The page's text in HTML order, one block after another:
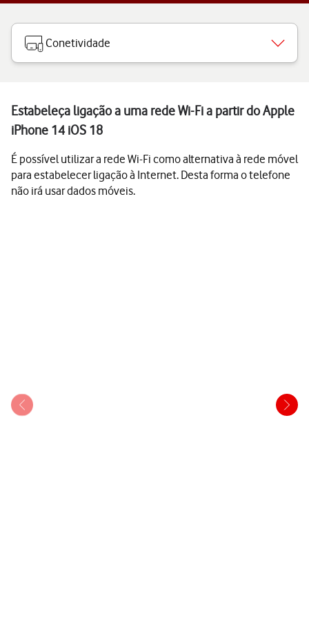
Conetividade
Estabeleça ligação a uma rede Wi-Fi a partir do Apple
iPhone 14 iOS 18
É possível utilizar a rede Wi-Fi como alternativa à rede móvel
para estabelecer ligação à Internet. Desta forma o telefone
não irá usar dados móveis.